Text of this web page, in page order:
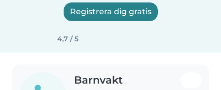
Registrera dig gratis
4,7 / 5
Barnvakt